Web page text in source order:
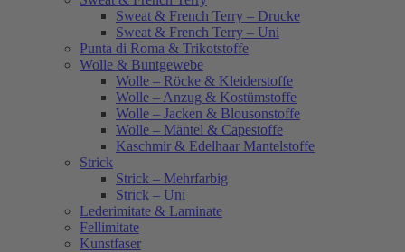
Sweat & French Terry – Drucke
Sweat & French Terry – Uni
Punta di Roma & Trikotstoffe
Wolle & Buntgewebe
Wolle – Röcke & Kleiderstoffe
Wolle – Anzug & Kostümstoffe
Wolle – Jacken & Blousonstoffe
Wolle – Mäntel & Capestoffe
Kaschmir & Edelhaar Mantelstoffe
Strick
Strick – Mehrfarbig
Strick – Uni
Lederimitate & Laminate
Fellimitate
Kunstfaser